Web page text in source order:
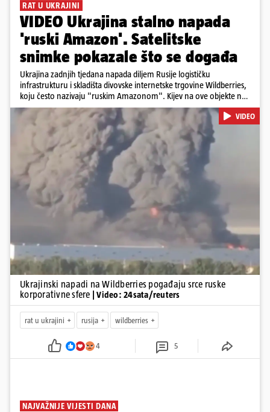
RAT U UKRAJINI
VIDEO Ukrajina stalno napada
'ruski Amazon'. Satelitske
snimke pokazale što se događa
Ukrajina zadnjih tjedana napada diljem Rusije logističku
infrastrukturu i skladišta divovske internetske trgovine Wildberries,
koju često nazivaju "ruskim Amazonom". Kijev na ove objekte ne
gleda samo kao na obična trgovačka skladišta, već tvrdi da ih ruske
snage koriste i za vojne potrebe, odnosno za skladištenje i
distribuciju dijelova za dronove i druge opreme koja se koristi u
ratu. S druge strane, napadi služe i kao izravan odgovor na ruska
bombardiranja ukrajinske poštanske i logističke infrastrukture te
kao način da se ekonomske posljedice rata prenesu dublje na ruski
teritorij i približe običnim građanima.
Pokretanje videa...
VIDEO
Ukrajinski napadi na Wildberries pogađaju srce ruske
korporativne sfere
| Video: 24sata/reuters
rat u ukrajini rusija wildberries
4 5
NAJVAŽNIJE VIJESTI DANA